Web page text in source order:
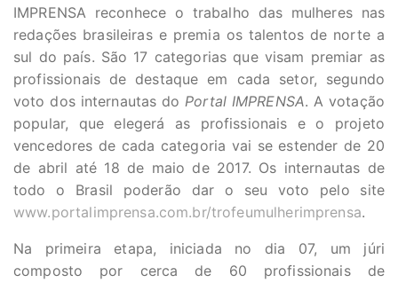
IMPRENSA reconhece o trabalho das mulheres nas
redações brasileiras e premia os talentos de norte a
sul do país. São 17 categorias que visam premiar as
profissionais de destaque em cada setor, segundo
voto dos internautas doPortal IMPRENSA. A votação
popular, que elegerá as profissionais e o projeto
vencedores de cada categoria vai se estender de 20
de abril até 18 de maio de 2017. Os internautas de
todo o Brasil poderão dar o seu voto pelo site
www.portalimprensa.com.br/trofeumulherimprensa.
Na primeira etapa, iniciada no dia 07, um júri
composto por cerca de 60 profissionais de